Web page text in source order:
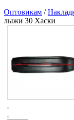
Оптовикам /
лыжи 30 Хаски